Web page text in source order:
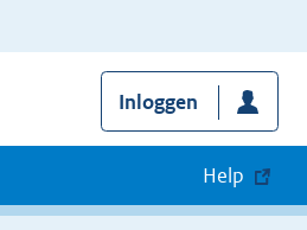
Inloggen
Help